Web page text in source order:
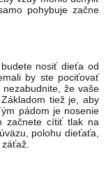
pohybuje začne
nosiť dieťa od
by ste pociťovať
že vaše
tiež je, aby
pádom je nosenie
začnete cítiť tlak na
polohu dieťaťa,